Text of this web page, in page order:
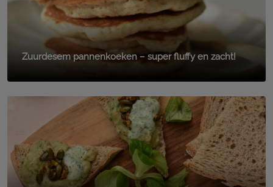
Zuurdesem pannenkoeken – super fluffy en zacht!